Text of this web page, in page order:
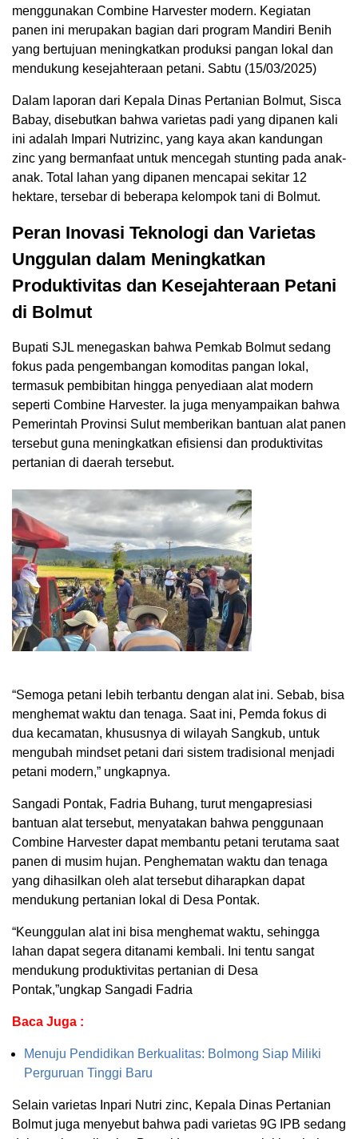
menggunakan Combine Harvester modern. Kegiatan
panen ini merupakan bagian dari program Mandiri Benih
yang bertujuan meningkatkan produksi pangan lokal dan
mendukung kesejahteraan petani. Sabtu (15/03/2025)
Dalam laporan dari Kepala Dinas Pertanian Bolmut, Sisca
Babay, disebutkan bahwa varietas padi yang dipanen kali
ini adalah Impari Nutrizinc, yang kaya akan kandungan
zinc yang bermanfaat untuk mencegah stunting pada anak-
anak. Total lahan yang dipanen mencapai sekitar 12
hektare, tersebar di beberapa kelompok tani di Bolmut.
Peran Inovasi Teknologi dan Varietas
Unggulan dalam Meningkatkan
Produktivitas dan Kesejahteraan Petani
di Bolmut
Bupati SJL menegaskan bahwa Pemkab Bolmut sedang
fokus pada pengembangan komoditas pangan lokal,
termasuk pembibitan hingga penyediaan alat modern
seperti Combine Harvester. Ia juga menyampaikan bahwa
Pemerintah Provinsi Sulut memberikan bantuan alat panen
tersebut guna meningkatkan efisiensi dan produktivitas
pertanian di daerah tersebut.
“Semoga petani lebih terbantu dengan alat ini. Sebab, bisa
menghemat waktu dan tenaga. Saat ini, Pemda fokus di
dua kecamatan, khususnya di wilayah Sangkub, untuk
mengubah mindset petani dari sistem tradisional menjadi
petani modern,” ungkapnya.
Sangadi Pontak, Fadria Buhang, turut mengapresiasi
bantuan alat tersebut, menyatakan bahwa penggunaan
Combine Harvester dapat membantu petani terutama saat
panen di musim hujan. Penghematan waktu dan tenaga
yang dihasilkan oleh alat tersebut diharapkan dapat
mendukung pertanian lokal di Desa Pontak.
“Keunggulan alat ini bisa menghemat waktu, sehingga
lahan dapat segera ditanami kembali. Ini tentu sangat
mendukung produktivitas pertanian di Desa
Pontak,”ungkap Sangadi Fadria
Baca Juga :
Menuju Pendidikan Berkualitas: Bolmong Siap Miliki
Perguruan Tinggi Baru
Selain varietas Inpari Nutri zinc, Kepala Dinas Pertanian
Bolmut juga menyebut bahwa padi varietas 9G IPB sedang